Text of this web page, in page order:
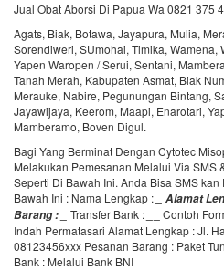
Jual Obat Aborsi Di Papua Wa 0821 375
Agats, Biak, Botawa, Jayapura, Mulia,
Sorendiweri, SUmohai, Timika, Wamena,
Yapen Waropen / Serui, Sentani,
Tanah Merah, Kabupaten Asmat, Biak
Merauke, Nabire, Pegunungan Bintang,
Jayawijaya, Keerom, Maapi, Enarotari,
Mamberamo, Boven Digul.
Bagi Yang Berminat Dengan Cytotec
Melakukan Pemesanan Melalui Via SMS
Seperti Di Bawah Ini. Anda Bisa SMS
Bawah Ini : Nama Lengkap :
Alamat
Barang :
Transfer Bank :
Contoh
Indah Permatasari Alamat Lengkap : Jl.
08123456xxx Pesanan Barang : Paket
Bank : Melalui Bank BNI